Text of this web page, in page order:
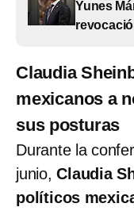
Yunes
Claudia
mexicanos a
sus posturas
Durante la
junio,Claudia
políticos